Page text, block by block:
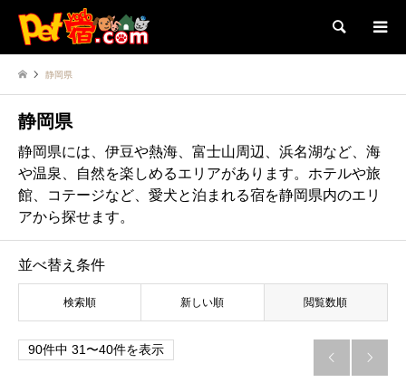
検索
静岡県
静岡県
静岡県には、伊豆や熱海、富士山周辺、浜名湖など、海
や温泉、自然を楽しめるエリアがあります。ホテルや旅
館、コテージなど、愛犬と泊まれる宿を静岡県内のエリ
アから探せます。
並べ替え条件
検索順 新しい順 閲覧数順
90件中 31〜40件を表示
 